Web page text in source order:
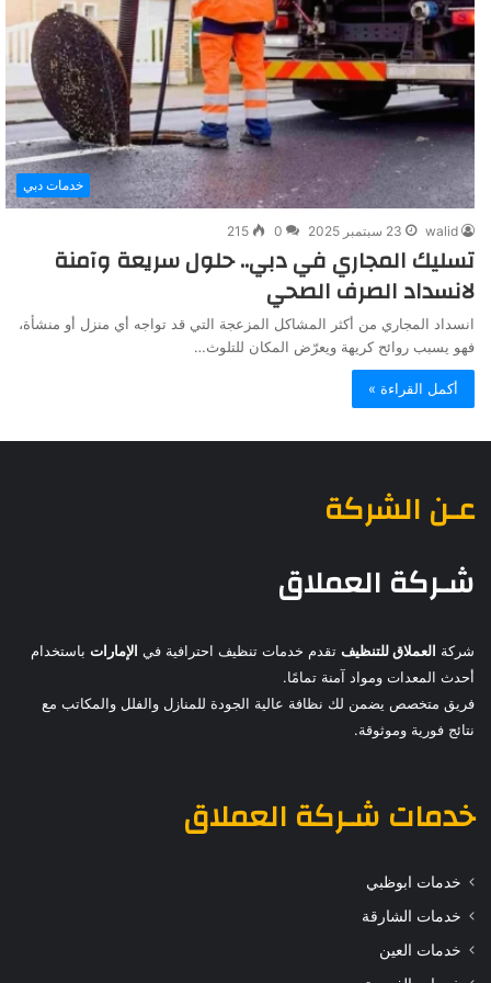
خدمات دبي
walid 23 سبتمبر 2025 0
215
تسليك المجاري في دبي.. حلول سريعة وآمنة
لانسداد الصرف الصحي
انسداد المجاري من أكثر المشاكل المزعجة التي قد تواجه أي منزل أو منشأة،
فهو يسبب روائح كريهة ويعرّض المكان للتلوث…
أكمل القراءة »
عـن الشركة
شـركة العملاق
شركة العملاق للتنظيف تقدم خدمات تنظيف احترافية في الإمارات باستخدام
أحدث المعدات ومواد آمنة تمامًا.
فريق متخصص يضمن لك نظافة عالية الجودة للمنازل والفلل والمكاتب مع
نتائج فورية وموثوقة.
خدمات شـركة العملاق
خدمات ابوظبي
خدمات الشارقة
خدمات العين